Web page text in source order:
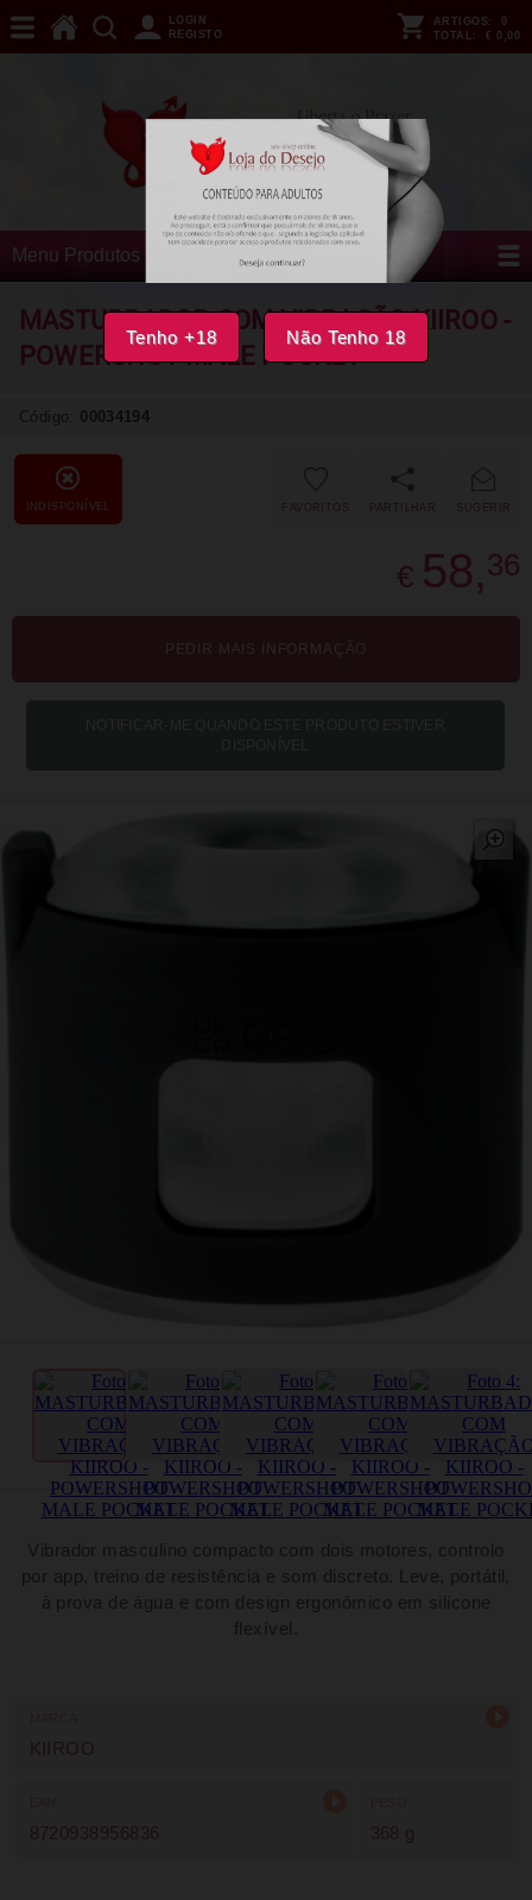
Tenho +18 Não Tenho 18
LOGIN
REGISTO
ARTIGOS:
0
TOTAL: € 0,00
Menu Produtos
MASTURBADOR COM VIBRAÇÃO KIIROO -
POWERSHOT MALE POCKET
Código: 00034194
INDISPONÍVEL SUGERIR
FAVORITOS
€ 58,36
PEDIR MAIS INFORMAÇÃO
Vibrador masculino compacto com dois motores, controlo
por app, treino de resistência e som discreto. Leve, portátil,
à prova de água e com design ergonómico em silicone
flexível.
KIIROO
8720938956836 368 g